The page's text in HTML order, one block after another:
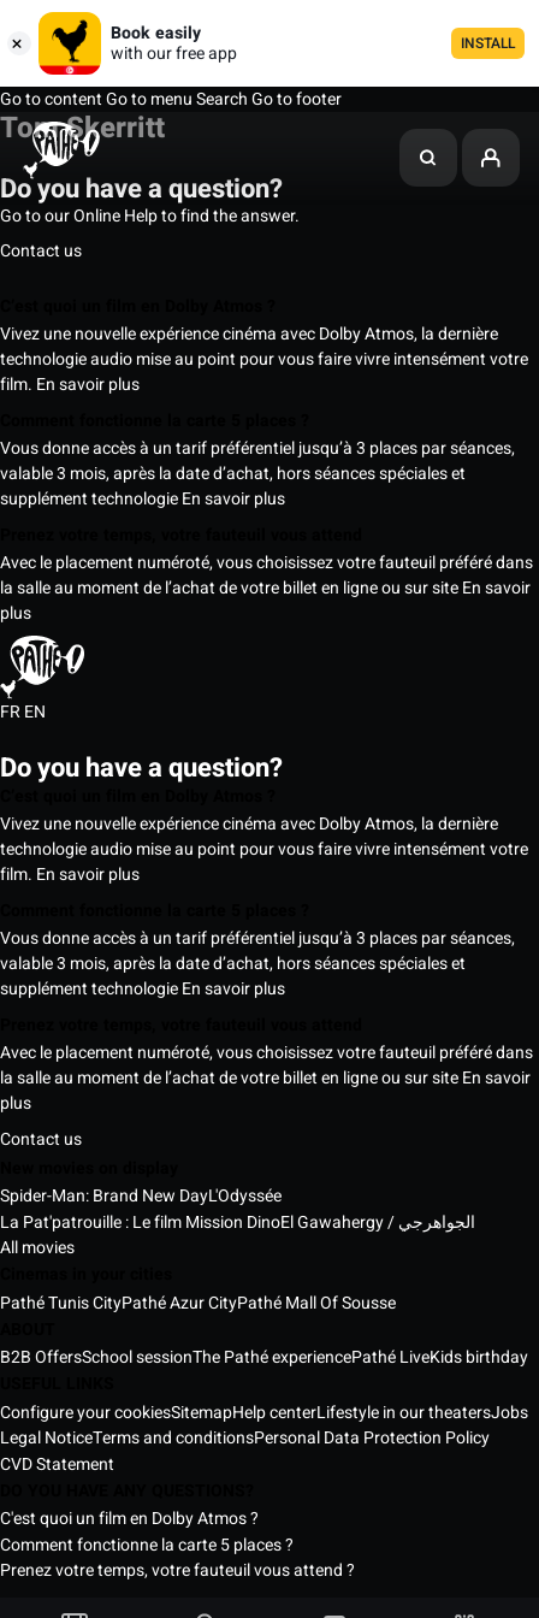
Book easily
with our free app
INSTALL
Go to contentGo to menuSearchGo to footer
Tom Skerritt
Do you have a question?
Go to our Online Help to find the answer.
Contact us
Vivez une nouvelle expérience cinéma avec Dolby Atmos, la dernière
technologie audio mise au point pour vous faire vivre intensément votre
film. En savoir plus
Vous donne accès à un tarif préférentiel jusqu’à 3 places par séances,
valable 3 mois, après la date d’achat, hors séances spéciales et
supplément technologieEn savoir plus
Avec le placement numéroté, vous choisissez votre fauteuil préféré dans
la salle au moment de l’achat de votre billet en ligne ou sur siteEn savoir
plus
FREN
Do you have a question?
Vivez une nouvelle expérience cinéma avec Dolby Atmos, la dernière
technologie audio mise au point pour vous faire vivre intensément votre
film. En savoir plus
Vous donne accès à un tarif préférentiel jusqu’à 3 places par séances,
valable 3 mois, après la date d’achat, hors séances spéciales et
supplément technologieEn savoir plus
Avec le placement numéroté, vous choisissez votre fauteuil préféré dans
la salle au moment de l’achat de votre billet en ligne ou sur siteEn savoir
plus
Contact us
Spider-Man: Brand New DayL'Odyssée
La Pat'patrouille : Le film Mission Dino
El Gawahergy / الجواهرجي
All movies
Pathé Tunis CityPathé Azur CityPathé Mall Of Sousse
B2B OffersSchool sessionThe Pathé experiencePathé LiveKids birthday
Configure your cookiesSitemapHelp centerLifestyle in our theatersJobs
Legal NoticeTerms and conditionsPersonal Data Protection Policy
CVD Statement
C'est quoi un film en Dolby Atmos ?
Comment fonctionne la carte 5 places ?
Prenez votre temps, votre fauteuil vous attend ?